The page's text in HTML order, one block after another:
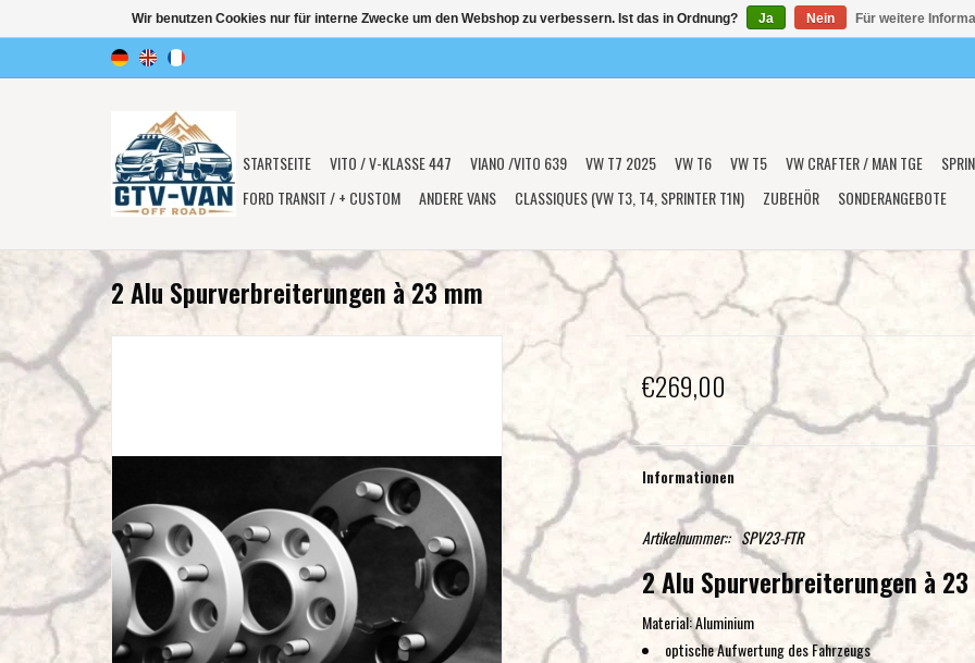
STARTSEITE VITO / V-KLASSE 447 VIANO /VITO 639 VW T7 2025 VW T6 VW T5 VW CRAFTER / MAN TGE
FORD TRANSIT / + CUSTOM
ANDERE VANS CLASSIQUES (VW T3, T4, SPRINTER T1N) ZUBEHÖR SONDERANGEBOTE
2 Alu Spurverbreiterungen à 23 mm
€269,00
Informationen
Artikelnummer:: SPV23-FTR
2 Alu Spurverbreiterungen à 23
Material: Aluminium
optische Aufwertung des Fahrzeugs
Wir benutzen Cookies nur für interne Zwecke um den Webshop zu verbessern. Ist das in Ordnung? Ja Nein Für weitere